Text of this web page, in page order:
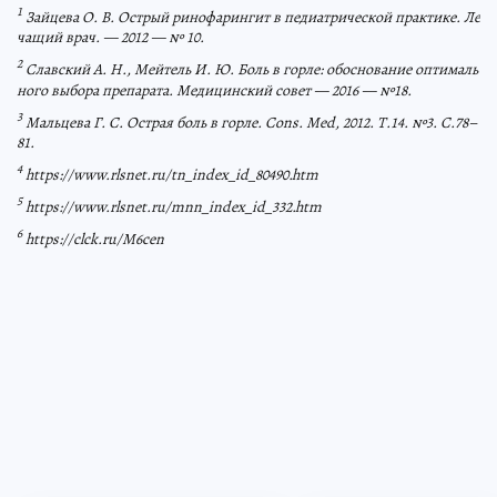
1 Зайцева О. В. Острый ринофарингит в педиатрической практике. Ле
чащий врач. — 2012 — № 10.
2Славский А. Н., Мейтель И. Ю. Боль в горле: обоснование оптималь
ного выбора препарата. Медицинский совет — 2016 — №18.
3Мальцева Г. С. Острая боль в горле. Cons. Med, 2012. Т.14. №3. С.78–
81.
4https://www.rlsnet.ru/tn_index_id_80490.htm
5https://www.rlsnet.ru/mnn_index_id_332.htm
6https://clck.ru/M6cen